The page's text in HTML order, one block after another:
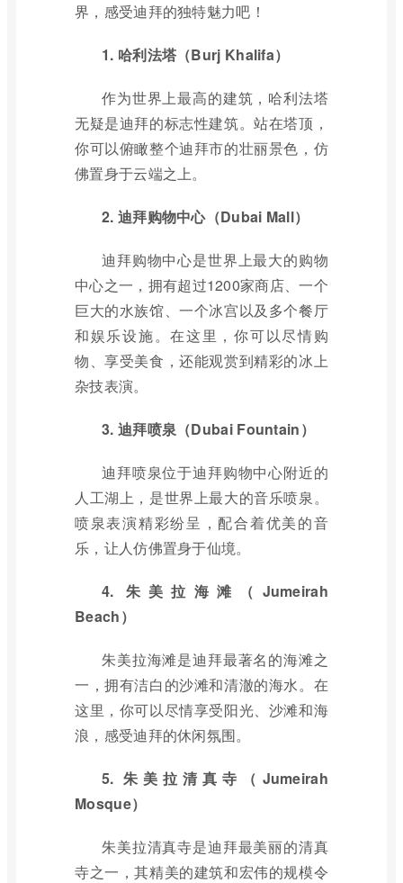
界，感受迪拜的独特魅力吧！
1. 哈利法塔（Burj Khalifa）
作为世界上最高的建筑，哈利法塔
无疑是迪拜的标志性建筑。站在塔顶，
你可以俯瞰整个迪拜市的壮丽景色，仿
佛置身于云端之上。
2. 迪拜购物中心（Dubai Mall）
迪拜购物中心是世界上最大的购物
中心之一，拥有超过1200家商店、一个
巨大的水族馆、一个冰宫以及多个餐厅
和娱乐设施。在这里，你可以尽情购
物、享受美食，还能观赏到精彩的冰上
杂技表演。
3. 迪拜喷泉（Dubai Fountain）
迪拜喷泉位于迪拜购物中心附近的
人工湖上，是世界上最大的音乐喷泉。
喷泉表演精彩纷呈，配合着优美的音
乐，让人仿佛置身于仙境。
4. 朱美拉海滩（Jumeirah
Beach）
朱美拉海滩是迪拜最著名的海滩之
一，拥有洁白的沙滩和清澈的海水。在
这里，你可以尽情享受阳光、沙滩和海
浪，感受迪拜的休闲氛围。
5. 朱美拉清真寺（Jumeirah
Mosque）
朱美拉清真寺是迪拜最美丽的清真
寺之一，其精美的建筑和宏伟的规模令